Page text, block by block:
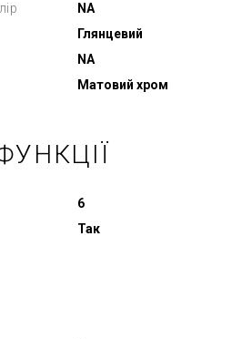
NA
Глянцевий
NA
Матовий хром
6
Так